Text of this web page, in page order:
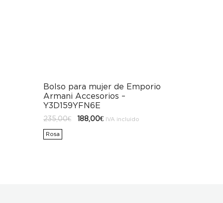
Bolso para mujer de Emporio
Armani Accesorios –
Y3D159YFN6E
235,00€
El188,00€ElIVA incluido
Rosa